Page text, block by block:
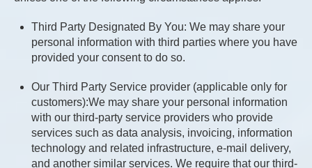
Third Party Designated By You: We may share your
personal information with third parties where you have
provided your consent to do so.
Our Third Party Service provider (applicable only for
customers):We may share your personal information
with our third-party service providers who provide
services such as data analysis, invoicing, information
technology and related infrastructure, e-mail delivery,
and another similar services. We require that our third-